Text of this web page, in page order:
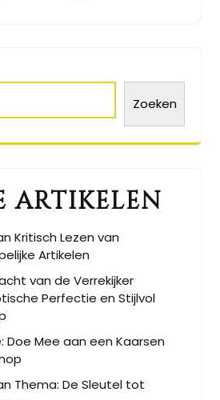
Zoeken
artikelen
Kritisch Lezen van
Artikelen
van de Verrekijker
Perfectie en Stijlvol
Doe Mee aan een Kaarsen
Thema: De Sleutel tot